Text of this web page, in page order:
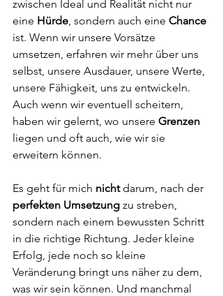
zwischen Ideal und Realität nicht nur
eine Hürde, sondern auch eine Chance
ist. Wenn wir unsere Vorsätze
umsetzen, erfahren wir mehr über uns
selbst, unsere Ausdauer, unsere Werte,
unsere Fähigkeit, uns zu entwickeln.
Auch wenn wir eventuell scheitern,
haben wir gelernt, wo unsere Grenzen
liegen und oft auch, wie wir sie
erweitern können.
Es geht für mich nicht darum, nach der
perfekten Umsetzung zu streben,
sondern nach einem bewussten Schritt
in die richtige Richtung. Jeder kleine
Erfolg, jede noch so kleine
Veränderung bringt uns näher zu dem,
was wir sein können. Und manchmal